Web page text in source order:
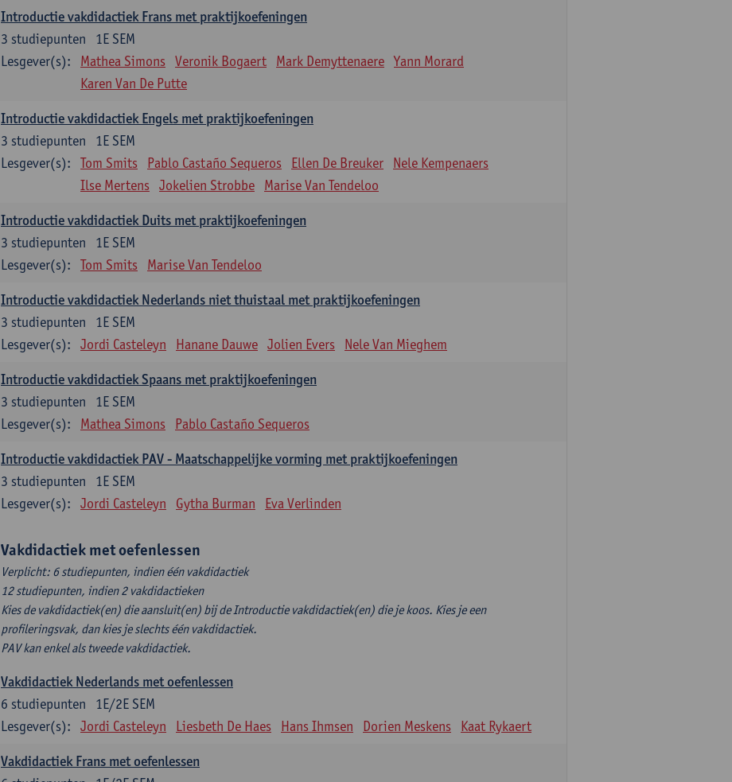
Introductie vakdidactiek Frans met praktijkoefeningen
1E SEM
3 studiepunten
Lesgever(s):
Mathea Simons Veronik Bogaert Mark Demyttenaere Yann Morard
Karen Van De Putte
Introductie vakdidactiek Engels met praktijkoefeningen
1E SEM
3 studiepunten
Lesgever(s):
Tom Smits Pablo Castaño Sequeros Ellen De Breuker
Nele Kempenaers
Ilse Mertens Jokelien Strobbe Marise Van Tendeloo
Introductie vakdidactiek Duits met praktijkoefeningen
1E SEM
3 studiepunten
Lesgever(s):
Tom Smits Marise Van Tendeloo
Introductie vakdidactiek Nederlands niet thuistaal met praktijkoefeningen
1E SEM
3 studiepunten
Lesgever(s):
Jordi Casteleyn Hanane Dauwe Jolien Evers Nele Van Mieghem
Introductie vakdidactiek Spaans met praktijkoefeningen
1E SEM
3 studiepunten
Lesgever(s):
Mathea Simons Pablo Castaño Sequeros
Introductie vakdidactiek PAV - Maatschappelijke vorming met praktijkoefeningen
1E SEM
3 studiepunten
Lesgever(s):
Jordi Casteleyn Gytha Burman Eva Verlinden
Vakdidactiek met oefenlessen
Verplicht: 6 studiepunten, indien één vakdidactiek
12 studiepunten, indien 2 vakdidactieken
Kies de vakdidactiek(en) die aansluit(en) bij de Introductie vakdidactiek(en) die je koos. Kies je een
profileringsvak, dan kies je slechts één vakdidactiek.
PAV kan enkel als tweede vakdidactiek.
Vakdidactiek Nederlands met oefenlessen
1E/2E SEM
6 studiepunten
Lesgever(s):
Jordi Casteleyn Liesbeth De Haes Hans Ihmsen Dorien Meskens Kaat Rykaert
Vakdidactiek Frans met oefenlessen